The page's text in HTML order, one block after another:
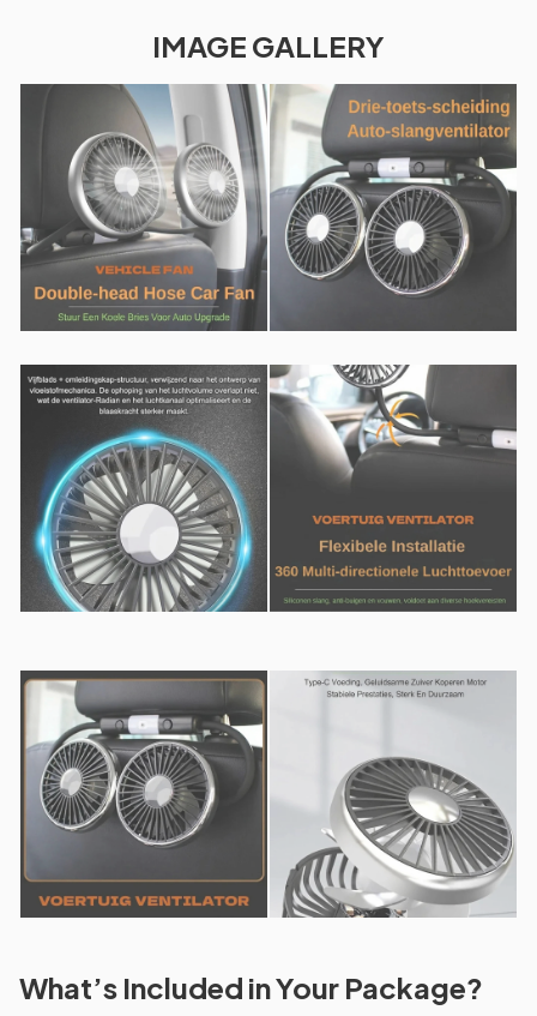
IMAGE GALLERY
What’s Included in Your Package?